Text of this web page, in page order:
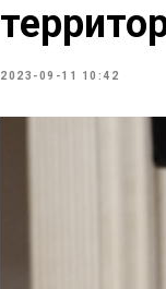
2023-09-11 10:42